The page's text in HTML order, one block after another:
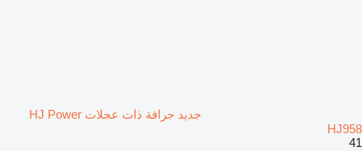
جديد جرافة ذات عجلات HJ Power
HJ958
41